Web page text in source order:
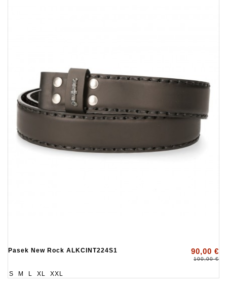
Pasek New Rock ALKCINT224S1 90,00 €
100,00 €
S M L XL XXL